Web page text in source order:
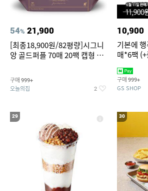
54% 21,900
[최종18,900원/82평량]시그니
앙 골드퍼플 70매 20팩 캡형 아
구매 999+
오늘의집 2
10,900
기본에
매*6팩
구매 999+
GS SHOP
29 30